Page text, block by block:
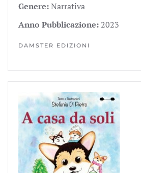
Genere:Narrativa
Anno Pubblicazione: 2023
DAMSTER EDIZIONI